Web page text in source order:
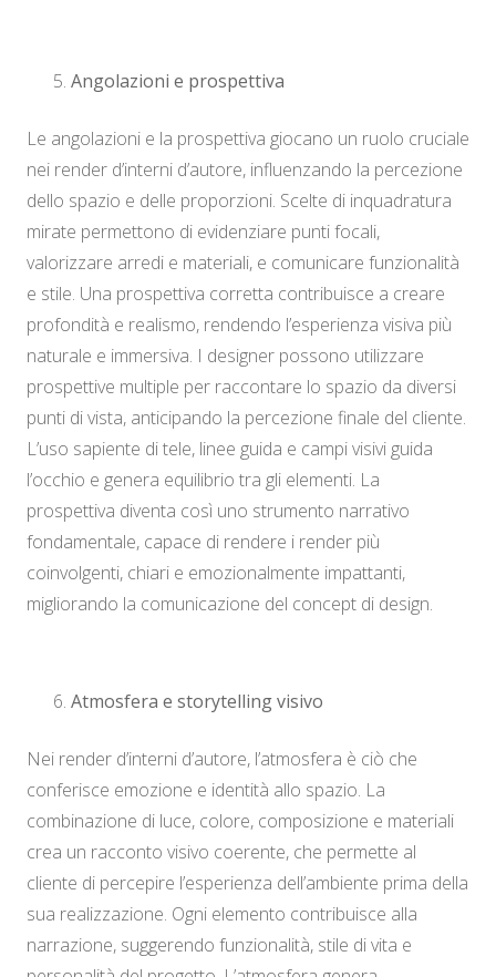
Angolazioni e prospettiva
Le angolazioni e la prospettiva giocano un ruolo cruciale
nei render d’interni d’autore, influenzando la percezione
dello spazio e delle proporzioni. Scelte di inquadratura
mirate permettono di evidenziare punti focali,
valorizzare arredi e materiali, e comunicare funzionalità
e stile. Una prospettiva corretta contribuisce a creare
profondità e realismo, rendendo l’esperienza visiva più
naturale e immersiva. I designer possono utilizzare
prospettive multiple per raccontare lo spazio da diversi
punti di vista, anticipando la percezione finale del cliente.
L’uso sapiente di tele, linee guida e campi visivi guida
l’occhio e genera equilibrio tra gli elementi. La
prospettiva diventa così uno strumento narrativo
fondamentale, capace di rendere i render più
coinvolgenti, chiari e emozionalmente impattanti,
migliorando la comunicazione del concept di design.
Atmosfera e storytelling visivo
Nei render d’interni d’autore, l’atmosfera è ciò che
conferisce emozione e identità allo spazio. La
combinazione di luce, colore, composizione e materiali
crea un racconto visivo coerente, che permette al
cliente di percepire l’esperienza dell’ambiente prima della
sua realizzazione. Ogni elemento contribuisce alla
narrazione, suggerendo funzionalità, stile di vita e